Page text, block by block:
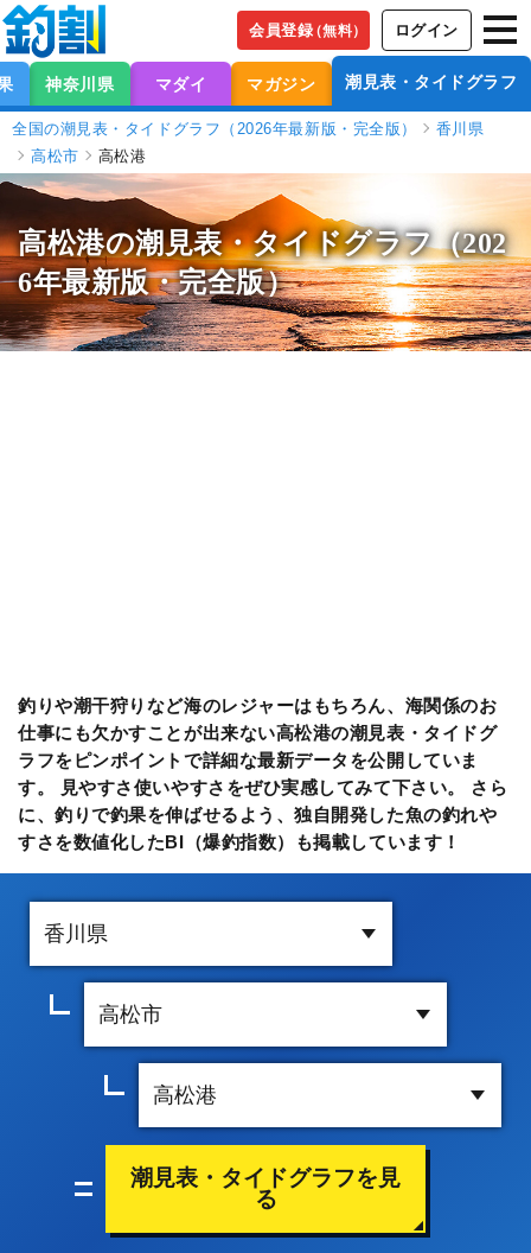
会員登録（無料） ログイン
神奈川県 マダイ マガジン 潮見表・タイドグラフ
全国の潮見表・タイドグラフ（2026年最新版・完全版）
香川県
高松市
高松港
高松港の潮見表・タイドグラフ（202
6年最新版・完全版）
釣りや潮干狩りなど海のレジャーはもちろん、海関係のお
仕事にも欠かすことが出来ない高松港の潮見表・タイドグ
ラフをピンポイントで詳細な最新データを公開していま
す。 見やすさ使いやすさをぜひ実感してみて下さい。 さら
に、釣りで釣果を伸ばせるよう、独自開発した魚の釣れや
すさを数値化したBI（爆釣指数）も掲載しています！
潮見表・タイドグラフを見
る